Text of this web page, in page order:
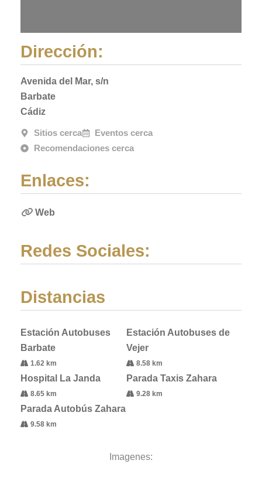
Dirección:
Avenida del Mar, s/n
Barbate
Cádiz
Sitios cerca
Eventos cerca
Recomendaciones cerca
Enlaces:
Web
Redes Sociales:
Distancias
Estación Autobuses
Barbate
1.62 km
Estación Autobuses de
Vejer
8.58 km
Hospital La Janda
8.65 km
Parada Taxis Zahara
9.28 km
Parada Autobús Zahara
9.58 km
Imagenes: